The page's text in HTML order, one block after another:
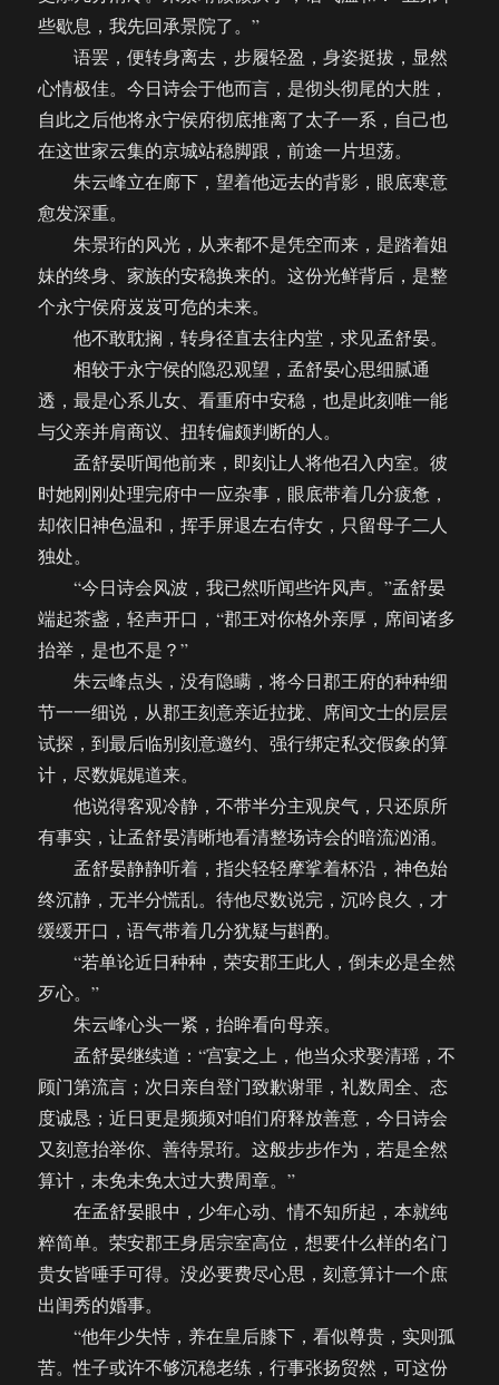
些歇息，我先回承景院了。”
语罢，便转身离去，步履轻盈，身姿挺拔，显然
心情极佳。今日诗会于他而言，是彻头彻尾的大胜，
自此之后他将永宁侯府彻底推离了太子一系，自己也
在这世家云集的京城站稳脚跟，前途一片坦荡。
朱云峰立在廊下，望着他远去的背影，眼底寒意
愈发深重。
朱景珩的风光，从来都不是凭空而来，是踏着姐
妹的终身、家族的安稳换来的。这份光鲜背后，是整
个永宁侯府岌岌可危的未来。
他不敢耽搁，转身径直去往内堂，求见孟舒晏。
相较于永宁侯的隐忍观望，孟舒晏心思细腻通
透，最是心系儿女、看重府中安稳，也是此刻唯一能
与父亲并肩商议、扭转偏颇判断的人。
孟舒晏听闻他前来，即刻让人将他召入内室。彼
时她刚刚处理完府中一应杂事，眼底带着几分疲惫，
却依旧神色温和，挥手屏退左右侍女，只留母子二人
独处。
“今日诗会风波，我已然听闻些许风声。”孟舒晏
端起茶盏，轻声开口，“郡王对你格外亲厚，席间诸多
抬举，是也不是？”
朱云峰点头，没有隐瞒，将今日郡王府的种种细
节一一细说，从郡王刻意亲近拉拢、席间文士的层层
试探，到最后临别刻意邀约、强行绑定私交假象的算
计，尽数娓娓道来。
他说得客观冷静，不带半分主观戾气，只还原所
有事实，让孟舒晏清晰地看清整场诗会的暗流汹涌。
孟舒晏静静听着，指尖轻轻摩挲着杯沿，神色始
终沉静，无半分慌乱。待他尽数说完，沉吟良久，才
缓缓开口，语气带着几分犹疑与斟酌。
“若单论近日种种，荣安郡王此人，倒未必是全然
歹心。”
朱云峰心头一紧，抬眸看向母亲。
孟舒晏继续道：“宫宴之上，他当众求娶清瑶，不
顾门第流言；次日亲自登门致歉谢罪，礼数周全、态
度诚恳；近日更是频频对咱们府释放善意，今日诗会
又刻意抬举你、善待景珩。这般步步作为，若是全然
算计，未免未免太过大费周章。”
在孟舒晏眼中，少年心动、情不知所起，本就纯
粹简单。荣安郡王身居宗室高位，想要什么样的名门
贵女皆唾手可得。没必要费尽心思，刻意算计一个庶
出闺秀的婚事。
“他年少失恃，养在皇后膝下，看似尊贵，实则孤
苦。性子或许不够沉稳老练，行事张扬贸然，可这份